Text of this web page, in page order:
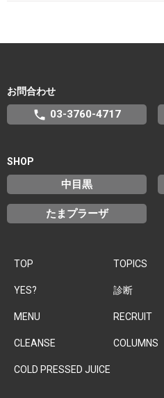
TOP
YES?
MENU
CLEANSE
COLD PRESSED JUICE
TOPICS
診断
RECRUIT
COLUMNS
お問合わせ
phone 03-3760-4717
SHOP
中目黒
たまプラーザ